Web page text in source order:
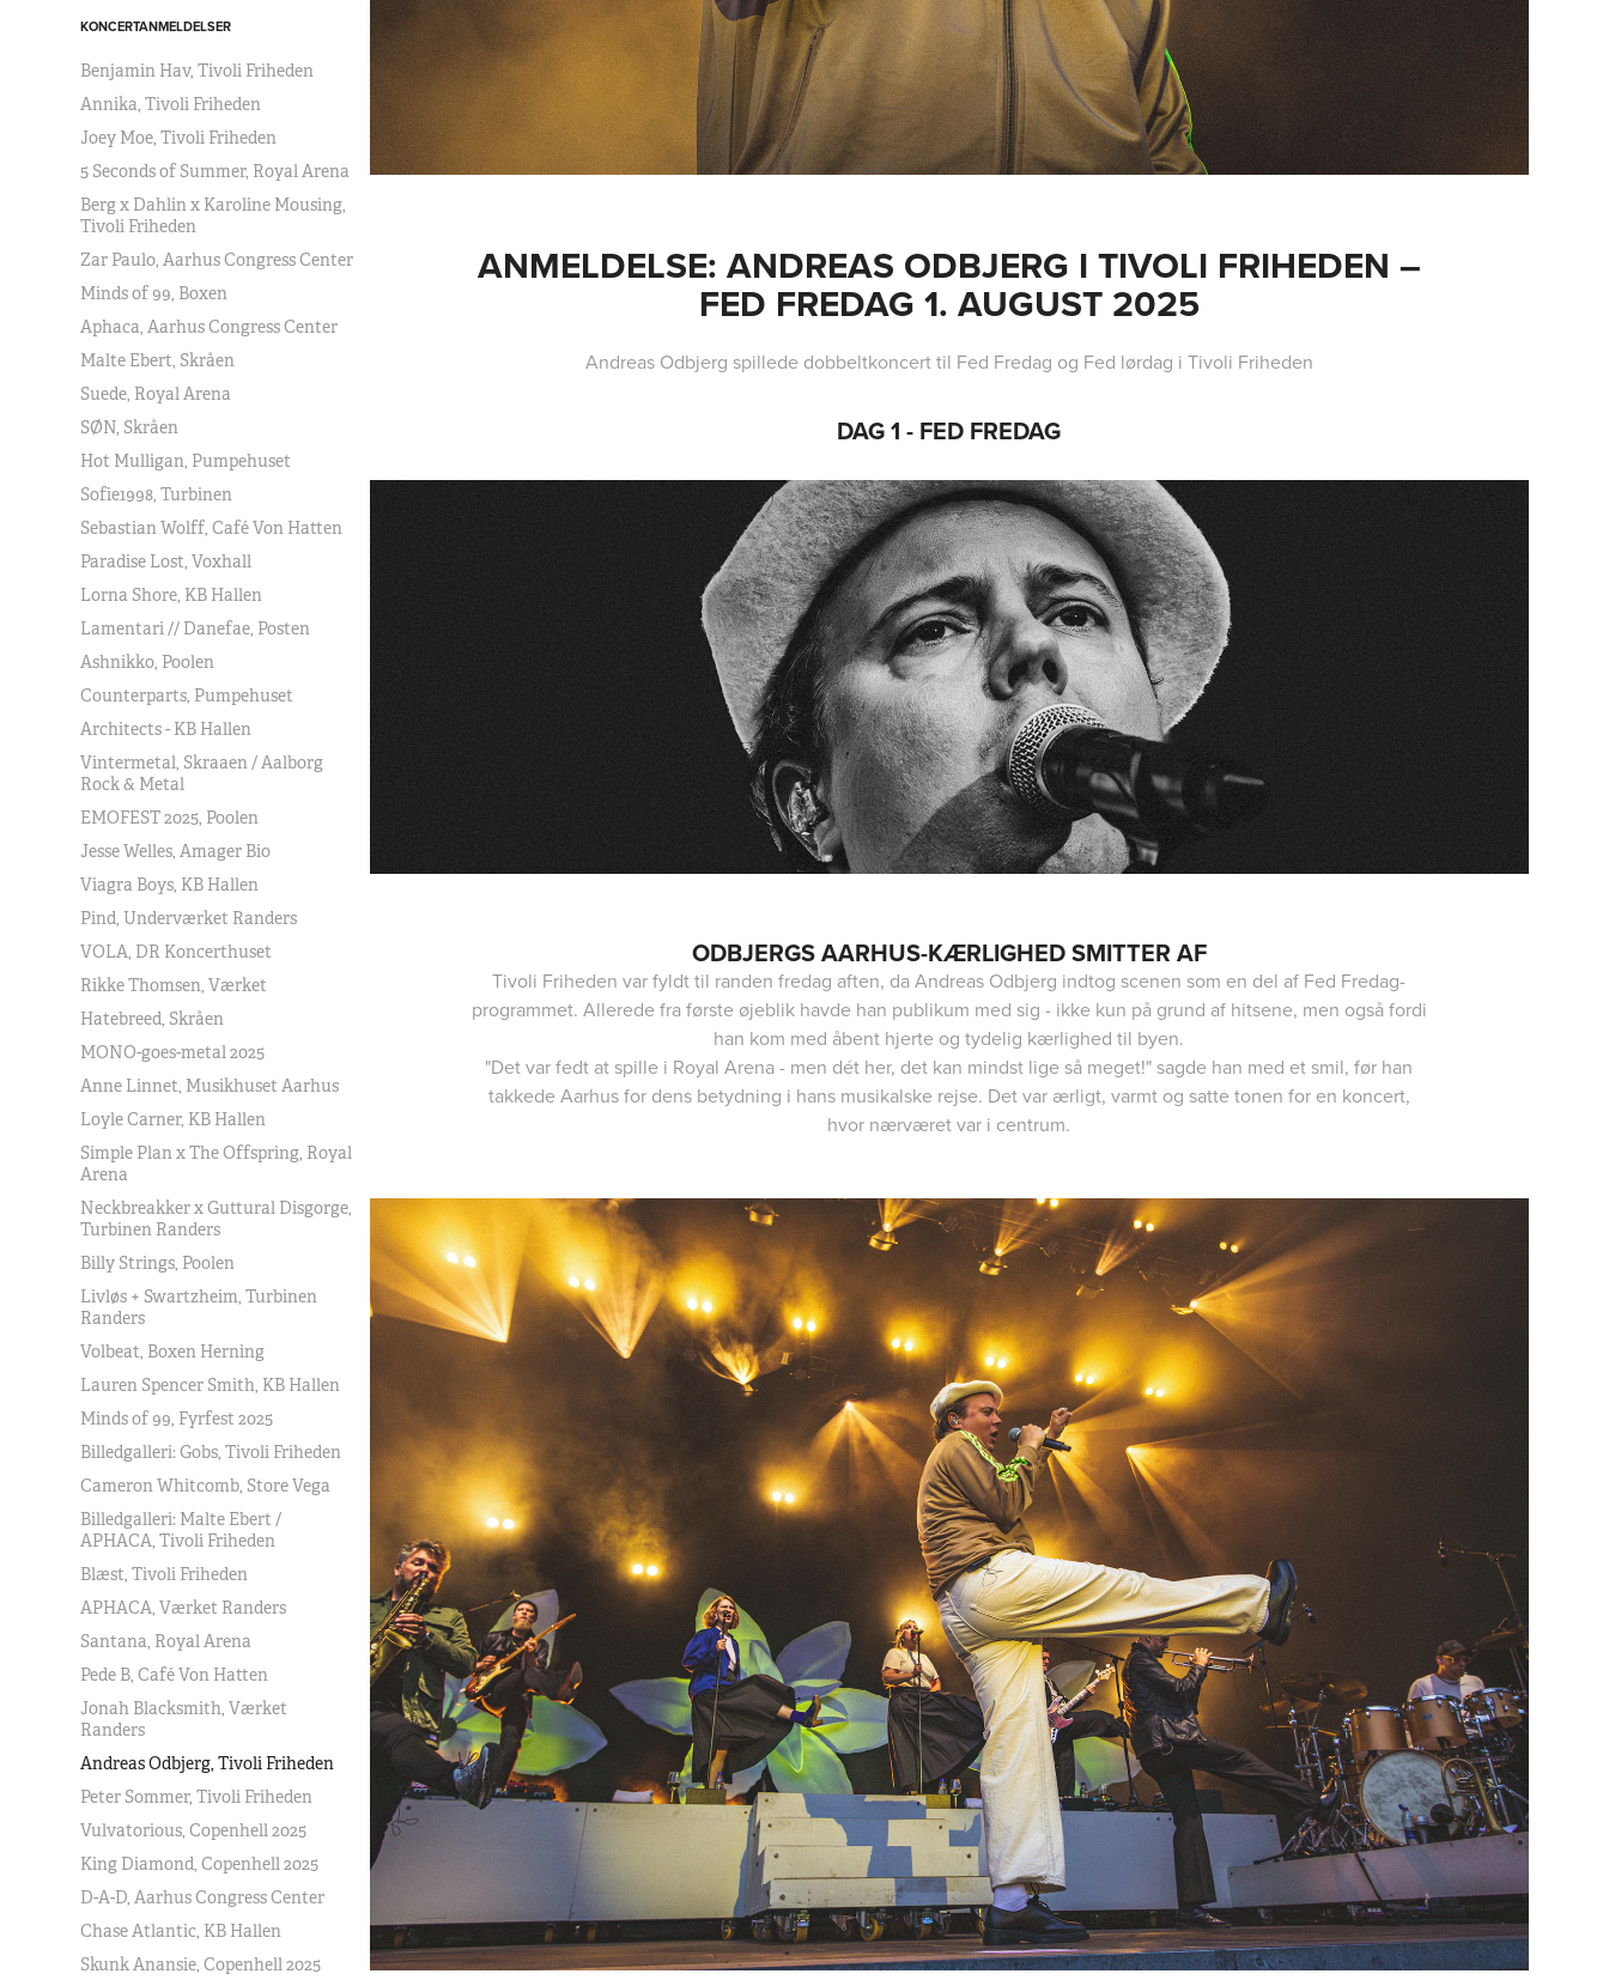
KONCERTANMELDELSER
Benjamin Hav, Tivoli Friheden
Annika, Tivoli Friheden
Joey Moe, Tivoli Friheden
5 Seconds of Summer, Royal Arena
Berg x Dahlin x Karoline Mousing,
Tivoli Friheden
Zar Paulo, Aarhus Congress Center
Minds of 99, Boxen
Aphaca, Aarhus Congress Center
Malte Ebert, Skråen
Suede, Royal Arena
SØN, Skråen
Hot Mulligan, Pumpehuset
Sofie1998, Turbinen
Sebastian Wolff, Café Von Hatten
Paradise Lost, Voxhall
Lorna Shore, KB Hallen
Lamentari // Danefae, Posten
Ashnikko, Poolen
Counterparts, Pumpehuset
Architects - KB Hallen
Vintermetal, Skraaen / Aalborg
Rock & Metal
EMOFEST 2025, Poolen
Jesse Welles, Amager Bio
Viagra Boys, KB Hallen
Pind, Underværket Randers
VOLA, DR Koncerthuset
Rikke Thomsen, Værket
Hatebreed, Skråen
MONO-goes-metal 2025
Anne Linnet, Musikhuset Aarhus
Loyle Carner, KB Hallen
Simple Plan x The Offspring, Royal
Arena
Neckbreakker x Guttural Disgorge,
Turbinen Randers
Billy Strings, Poolen
Livløs + Swartzheim, Turbinen
Randers
Volbeat, Boxen Herning
Lauren Spencer Smith, KB Hallen
Minds of 99, Fyrfest 2025
Billedgalleri: Gobs, Tivoli Friheden
Cameron Whitcomb, Store Vega
Billedgalleri: Malte Ebert /
APHACA, Tivoli Friheden
Blæst, Tivoli Friheden
APHACA, Værket Randers
Santana, Royal Arena
Pede B, Café Von Hatten
Jonah Blacksmith, Værket
Randers
Andreas Odbjerg, Tivoli Friheden
Peter Sommer, Tivoli Friheden
Vulvatorious, Copenhell 2025
King Diamond, Copenhell 2025
D-A-D, Aarhus Congress Center
Chase Atlantic, KB Hallen
Skunk Anansie, Copenhell 2025
ANMELDELSE: ANDREAS ODBJERG I TIVOLI FRIHEDEN –
FED FREDAG 1. AUGUST 2025
Andreas Odbjerg spillede dobbeltkoncert til Fed Fredag og Fed lørdag i Tivoli Friheden
DAG 1 - FED FREDAG
ODBJERGS AARHUS-KÆRLIGHED SMITTER AF
Tivoli Friheden var fyldt til randen fredag aften, da Andreas Odbjerg indtog scenen som en del af Fed Fredag-
programmet. Allerede fra første øjeblik havde han publikum med sig - ikke kun på grund af hitsene, men også fordi
han kom med åbent hjerte og tydelig kærlighed til byen.
"Det var fedt at spille i Royal Arena - men dét her, det kan mindst lige så meget!" sagde han med et smil, før han
takkede Aarhus for dens betydning i hans musikalske rejse. Det var ærligt, varmt og satte tonen for en koncert,
hvor nærværet var i centrum.